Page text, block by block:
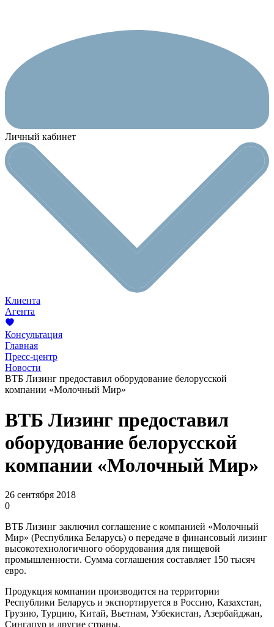
Личный кабинет
Клиента
Агента
Консультация
Главная
Пресс-центр
Новости
ВТБ Лизинг предоставил оборудование белорусской
компании «Молочный Мир»
ВТБ Лизинг предоставил
оборудование белорусской
компании «Молочный Мир»
26 сентября 2018
0
ВТБ Лизинг заключил соглашение с компанией «Молочный
Мир» (Республика Беларусь) о передаче в финансовый лизинг
высокотехнологичного оборудования для пищевой
промышленности. Сумма соглашения составляет 150 тысяч
евро.
Продукция компании производится на территории
Республики Беларусь и экспортируется в Россию, Казахстан,
Грузию, Турцию, Китай, Вьетнам, Узбекистан, Азербайджан,
Сингапур и другие страны.